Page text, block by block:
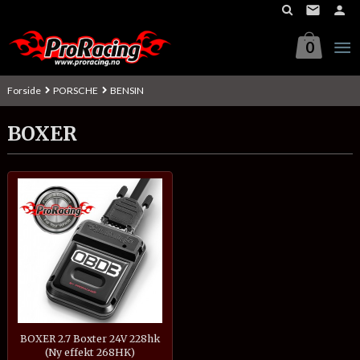
innholdet
0
Forside PORSCHE BENSIN
BOXER
BOXER 2.7 Boxter 24V 228hk
(Ny effekt 268HK)